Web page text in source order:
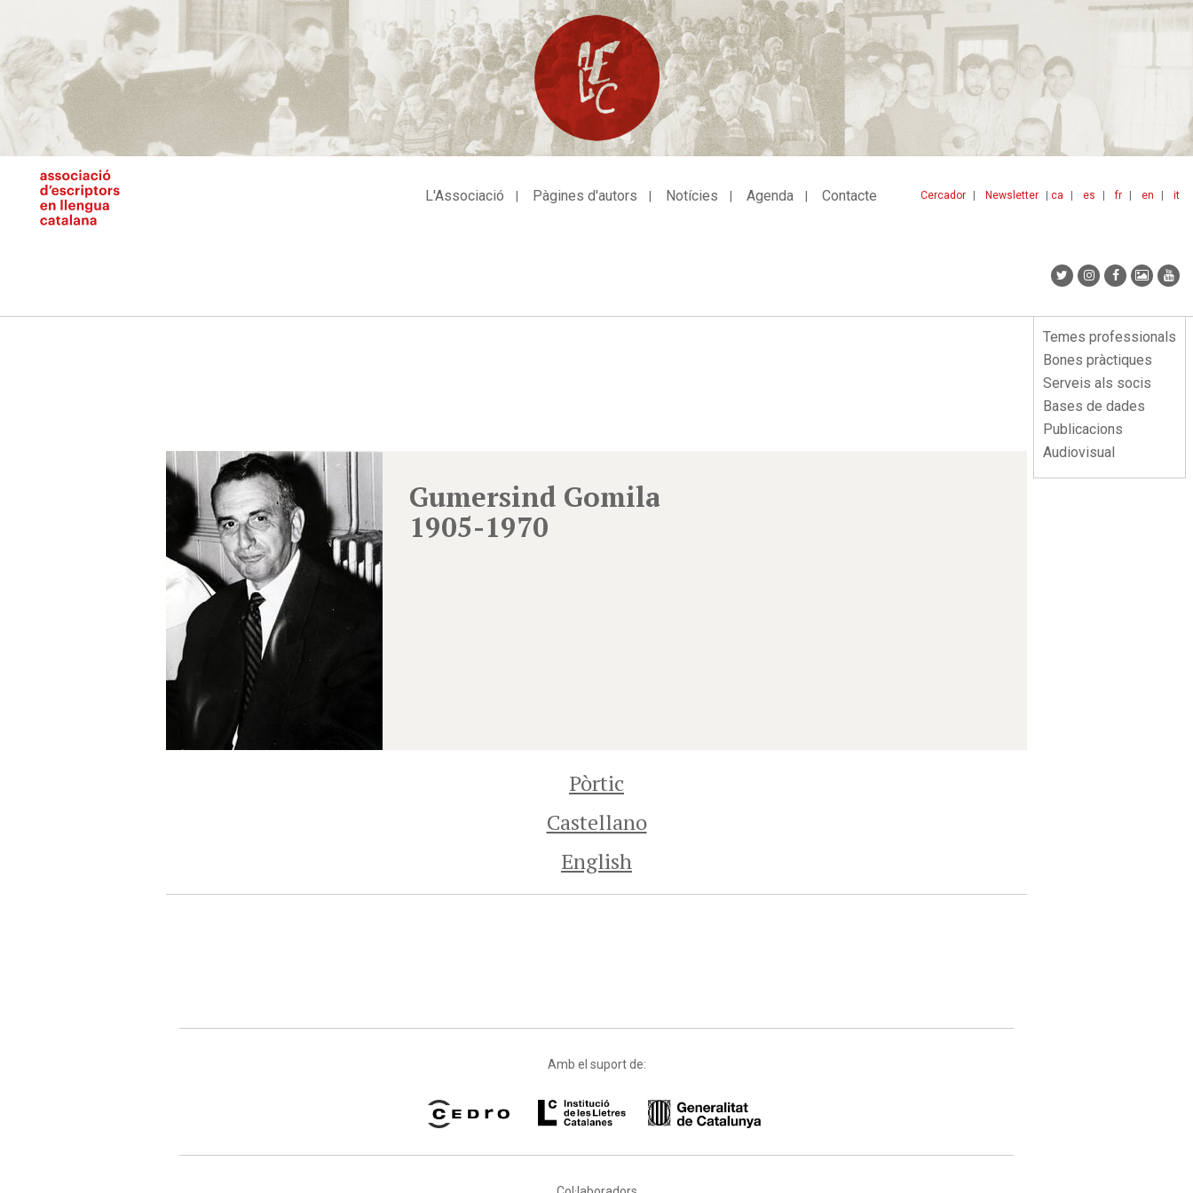
contingut
ca es fr en it
Cercador Newsletter
L'Associació Pàgines d'autors Notícies Agenda Contacte
Menu
lateral
Temes professionals
Bones pràctiques
Serveis als socis
Bases de dades
Publicacions
Audiovisual
Gumersind Gomila
1905-1970
Pòrtic
Castellano
English
Amb el suport de: